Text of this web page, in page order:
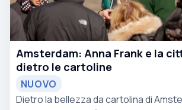
Amsterdam: Anna Frank e la
dietro le cartoline
NUOVO
Dietro la bellezza da cartolina di